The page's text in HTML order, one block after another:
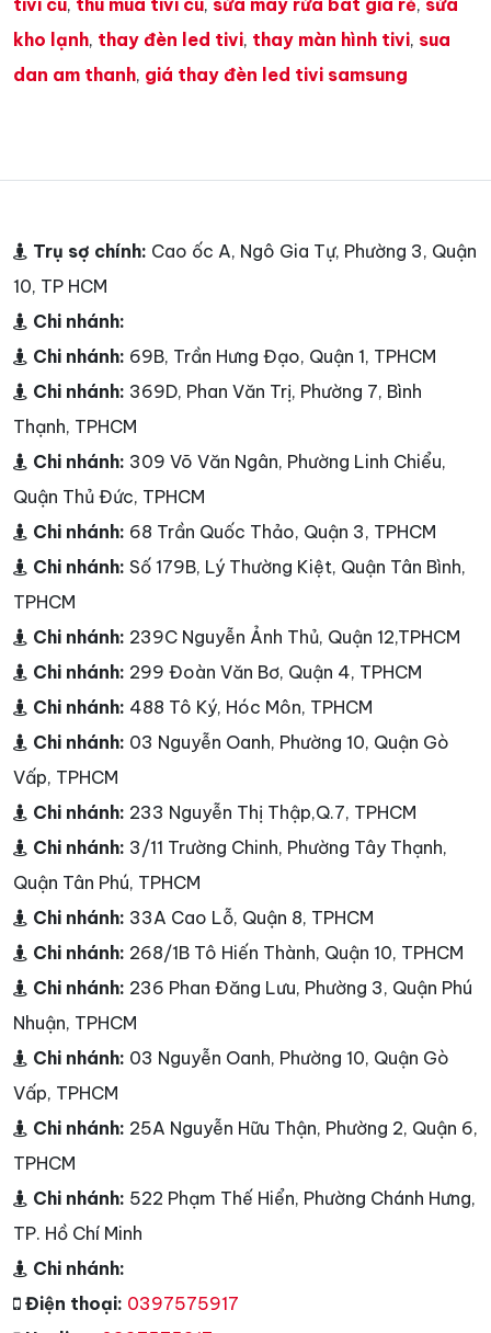
tivi cu, thu mua tivi cu, sửa máy rửa bát giá rẻ, sửa
kho lạnh, thay đèn led tivi, thay màn hình tivi, sua
dan am thanh, giá thay đèn led tivi samsung
Trụ sợ chính: Cao ốc A, Ngô Gia Tự, Phường 3, Quận
10, TP HCM
Chi nhánh:
Chi nhánh: 69B, Trần Hưng Đạo, Quận 1, TPHCM
Chi nhánh: 369D, Phan Văn Trị, Phường 7, Bình
Thạnh, TPHCM
Chi nhánh: 309 Võ Văn Ngân, Phường Linh Chiểu,
Quận Thủ Đức, TPHCM
Chi nhánh: 68 Trần Quốc Thảo, Quận 3, TPHCM
Chi nhánh: Số 179B, Lý Thường Kiệt, Quận Tân Bình,
TPHCM
Chi nhánh: 239C Nguyễn Ảnh Thủ, Quận 12,TPHCM
Chi nhánh: 299 Đoàn Văn Bơ, Quận 4, TPHCM
Chi nhánh: 488 Tô Ký, Hóc Môn, TPHCM
Chi nhánh: 03 Nguyễn Oanh, Phường 10, Quận Gò
Vấp, TPHCM
Chi nhánh: 233 Nguyễn Thị Thập,Q.7, TPHCM
Chi nhánh: 3/11 Trường Chinh, Phường Tây Thạnh,
Quận Tân Phú, TPHCM
Chi nhánh: 33A Cao Lỗ, Quận 8, TPHCM
Chi nhánh: 268/1B Tô Hiến Thành, Quận 10, TPHCM
Chi nhánh: 236 Phan Đăng Lưu, Phường 3, Quận Phú
Nhuận, TPHCM
Chi nhánh: 03 Nguyễn Oanh, Phường 10, Quận Gò
Vấp, TPHCM
Chi nhánh: 25A Nguyễn Hữu Thận, Phường 2, Quận 6,
TPHCM
Chi nhánh: 522 Phạm Thế Hiển, Phường Chánh Hưng,
TP. Hồ Chí Minh
Chi nhánh:
Điện thoại: 0397575917